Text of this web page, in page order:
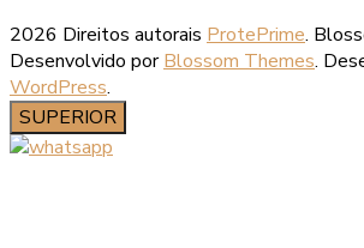
2026 Direitos autorais ProtePrime.
Desenvolvido porBlossom Themes.
WordPress.
SUPERIOR